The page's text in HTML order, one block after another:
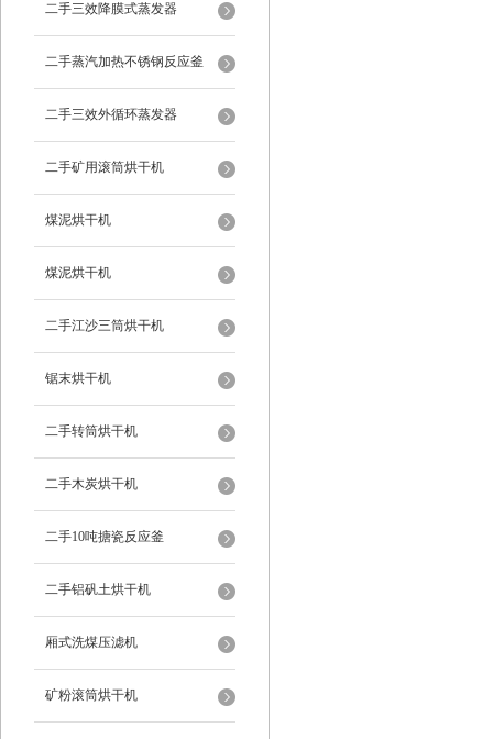
二手三效降膜式蒸发器
二手蒸汽加热不锈钢反应釜
二手三效外循环蒸发器
二手矿用滚筒烘干机
煤泥烘干机
煤泥烘干机
二手江沙三筒烘干机
锯末烘干机
二手转筒烘干机
二手木炭烘干机
二手10吨搪瓷反应釜
二手铝矾土烘干机
厢式洗煤压滤机
矿粉滚筒烘干机